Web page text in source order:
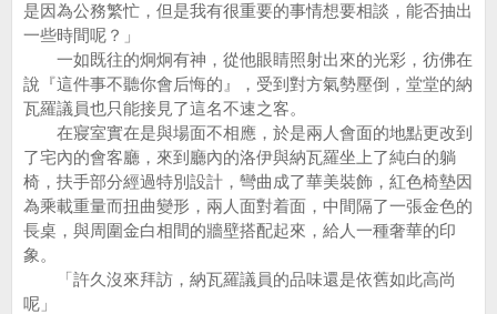
是因為公務繁忙，但是我有很重要的事情想要相談，能否抽出
一些時間呢？」
一如既往的炯炯有神，從他眼睛照射出來的光彩，彷佛在
說『這件事不聽你會后悔的』，受到對方氣勢壓倒，堂堂的納
瓦羅議員也只能接見了這名不速之客。
在寢室實在是與場面不相應，於是兩人會面的地點更改到
了宅內的會客廳，來到廳內的洛伊與納瓦羅坐上了純白的躺
椅，扶手部分經過特別設計，彎曲成了華美裝飾，紅色椅墊因
為乘載重量而扭曲變形，兩人面對着面，中間隔了一張金色的
長桌，與周圍金白相間的牆壁搭配起來，給人一種奢華的印
象。
「許久沒來拜訪，納瓦羅議員的品味還是依舊如此高尚
呢」